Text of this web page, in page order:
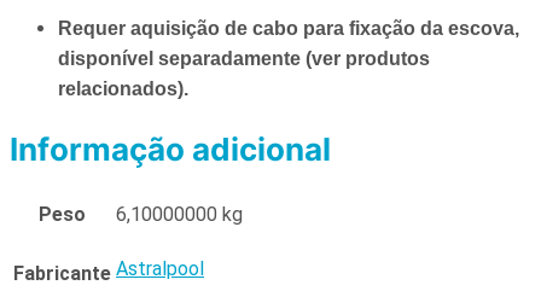
Requer aquisição de cabo para fixação da escova,
disponível separadamente (ver produtos
relacionados).
Informação adicional
Peso 6,10000000 kg
Fabricante Astralpool